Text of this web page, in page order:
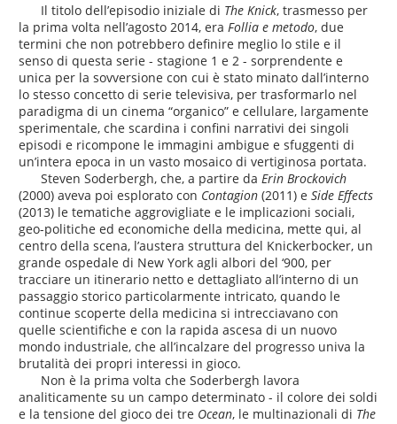
Il titolo dell’episodio iniziale di The Knick, trasmesso per
la prima volta nell’agosto 2014, era Follia e metodo, due
termini che non potrebbero definire meglio lo stile e il
senso di questa serie - stagione 1 e 2 - sorprendente e
unica per la sovversione con cui è stato minato dall’interno
lo stesso concetto di serie televisiva, per trasformarlo nel
paradigma di un cinema “organico” e cellulare, largamente
sperimentale, che scardina i confini narrativi dei singoli
episodi e ricompone le immagini ambigue e sfuggenti di
un’intera epoca in un vasto mosaico di vertiginosa portata.
Steven Soderbergh, che, a partire da Erin Brockovich
(2000) aveva poi esplorato con Contagion (2011) eSide Effects
(2013) le tematiche aggrovigliate e le implicazioni sociali,
geo-politiche ed economiche della medicina, mette qui, al
centro della scena, l’austera struttura del Knickerbocker, un
grande ospedale di New York agli albori del ‘900, per
tracciare un itinerario netto e dettagliato all’interno di un
passaggio storico particolarmente intricato, quando le
continue scoperte della medicina si intrecciavano con
quelle scientifiche e con la rapida ascesa di un nuovo
mondo industriale, che all’incalzare del progresso univa la
brutalità dei propri interessi in gioco.
Non è la prima volta che Soderbergh lavora
analiticamente su un campo determinato - il colore dei soldi
e la tensione del gioco dei tre Ocean, le multinazionali di The